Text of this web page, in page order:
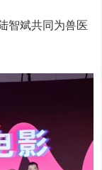
智斌共同为兽医